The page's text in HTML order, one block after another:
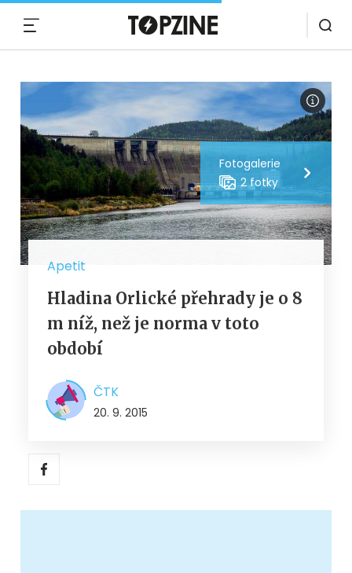
Fotogalerie
2 fotky
Apetit
Hladina Orlické přehrady je o 8
m níž, než je norma v toto
období
ČTK
20. 9. 2015